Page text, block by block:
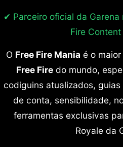
✔ Parceiro oficial da Garena
Fire
O Free Fire Mania é o
Free Firedo mundo,
codiguins atualizados,
de conta, sensibilidade,
ferramentas exclusivas
Royale da